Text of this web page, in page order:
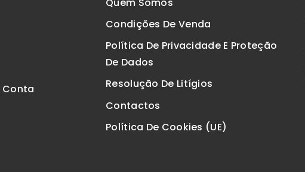
Conta
Condições De Venda
Política De Privacidade E Proteção
De Dados
Resolução De Litígios
Contactos
Política De Cookies (UE)